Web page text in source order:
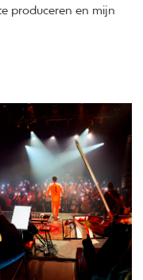
produceren en mijn